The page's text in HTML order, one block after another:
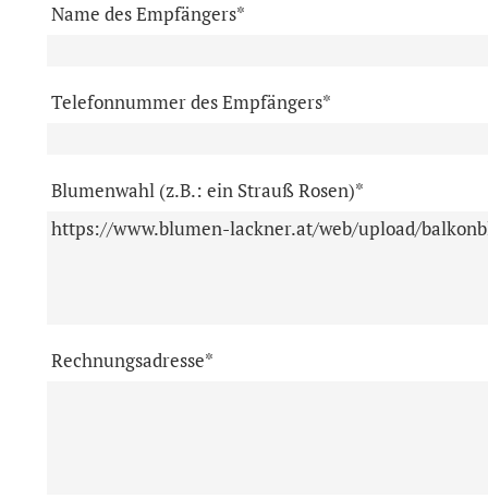
Name des Empfängers*
Telefonnummer des Empfängers*
Blumenwahl (z.B.: ein Strauß Rosen)*
Rechnungsadresse*